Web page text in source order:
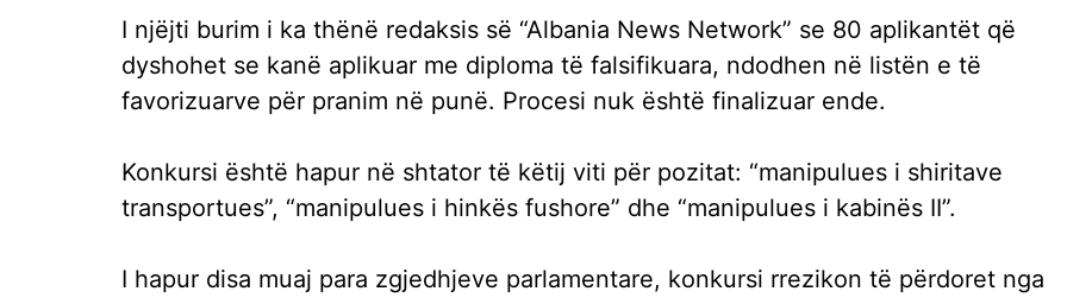
I njëjti burim i ka thënë redaksis së “Albania News Network” se 80 aplikantët që
dyshohet se kanë aplikuar me diploma të falsifikuara, ndodhen në listën e të
favorizuarve për pranim në punë. Procesi nuk është finalizuar ende.
Konkursi është hapur në shtator të këtij viti për pozitat: “manipulues i shiritave
transportues”, “manipulues i hinkës fushore” dhe “manipulues i kabinës II”.
I hapur disa muaj para zgjedhjeve parlamentare, konkursi rrezikon të përdoret nga